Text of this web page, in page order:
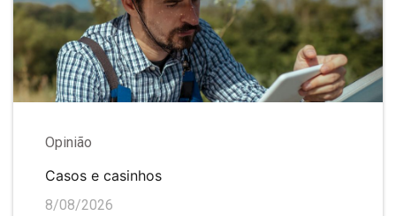
Opinião
Casos e casinhos
8/08/2026